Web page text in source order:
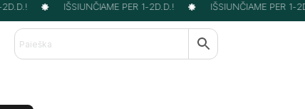
IŠSIUNČIAME PER 1-2D.D.! IŠSIUNČIAME PER 1-